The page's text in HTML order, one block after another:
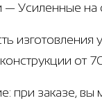
— Усиленные
от
при заказе, вы